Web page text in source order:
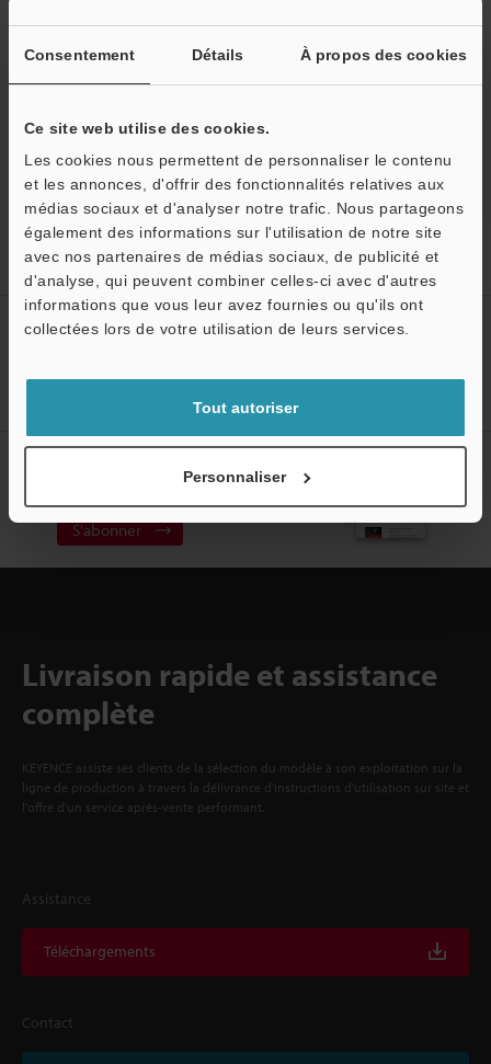
Consentement Détails À propos des cookies
Ce site web utilise des cookies.
Les cookies nous permettent de personnaliser le contenu
et les annonces, d'offrir des fonctionnalités relatives aux
médias sociaux et d'analyser notre trafic. Nous partageons
également des informations sur l'utilisation de notre site
avec nos partenaires de médias sociaux, de publicité et
d'analyse, qui peuvent combiner celles-ci avec d'autres
informations que vous leur avez fournies ou qu'ils ont
collectées lors de votre utilisation de leurs services.
Tout autoriser
Personnaliser
application »
Accueil
puce
Créez votre compte KEYENCE
Abonnement à la lettre
S'abonner
Livraison rapide et assistance
complète
KEYENCE assiste ses clients de la sélection du modèle à son exploitation sur la
ligne de production à travers la délivrance d'instructions d'utilisation sur site et
l'offre d'un service après-vente performant.
Assistance
Téléchargements
Contact